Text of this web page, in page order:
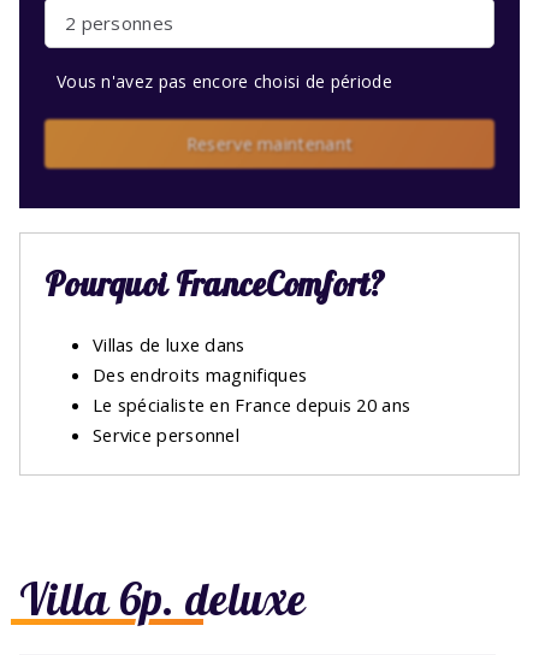
Villa 6p. deluxe
2 personnes
Vous n'avez pas encore choisi de période
Reserve maintenant
Pourquoi FranceComfort?
Villas de luxe dans
Des endroits magnifiques
Le spécialiste en France depuis 20 ans
Service personnel